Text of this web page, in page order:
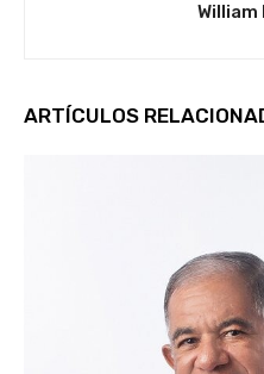
ARTÍCULOS